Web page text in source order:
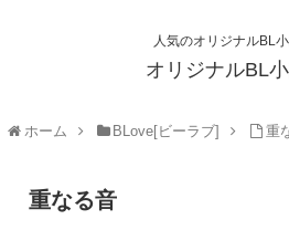
人気のオリジナルBL
オリジナルBL
ホーム BLove[ビーラブ] 重
重なる音